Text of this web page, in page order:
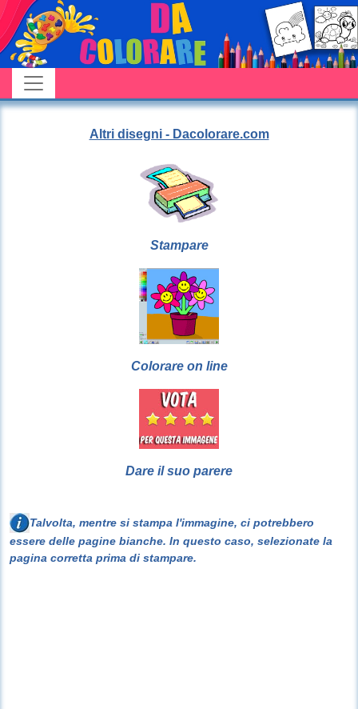
Altri disegni - Dacolorare.com
Stampare
Colorare on line
Dare il suo parere
Talvolta, mentre si stampa l'immagine, ci potrebbero
essere delle pagine bianche. In questo caso, selezionate la
pagina corretta prima di stampare.